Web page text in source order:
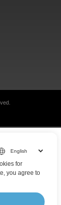
for
you agree to